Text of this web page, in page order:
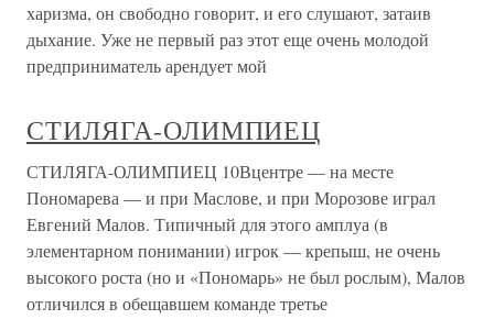
харизма, он свободно говорит, и его слушают, затаив
дыхание. Уже не первый раз этот еще очень молодой
предприниматель арендует мой
СТИЛЯГА-ОЛИМПИЕЦ
СТИЛЯГА-ОЛИМПИЕЦ 10Вцентре — на месте
Пономарева — и при Маслове, и при Морозове играл
Евгений Малов. Типичный для этого амплуа (в
элементарном понимании) игрок — крепыш, не очень
высокого роста (но и «Пономарь» не был рослым), Малов
отличился в обещавшем команде третье